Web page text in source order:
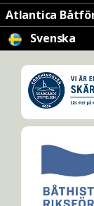
Atlantica
Svenska